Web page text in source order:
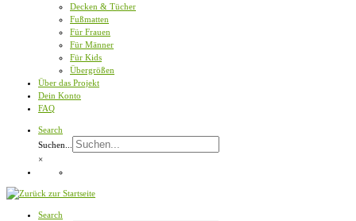
Decken & Tücher
Fußmatten
Für Frauen
Für Männer
Für Kids
Übergrößen
Über das Projekt
Dein Konto
FAQ
Search
Suchen...
×
Search